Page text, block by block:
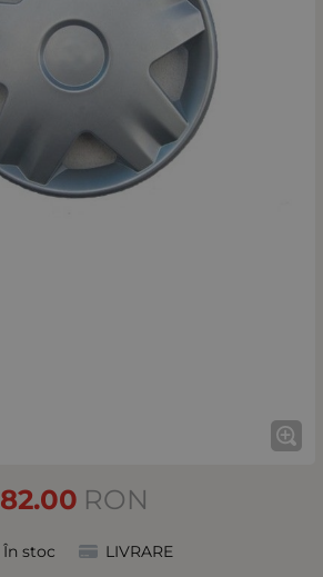
82.00 RON
În stoc LIVRARE